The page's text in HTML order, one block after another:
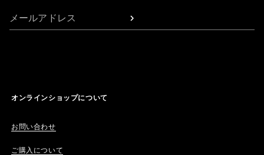
メールアドレス
オンラインショップについて
お問い合わせ
ご購入について